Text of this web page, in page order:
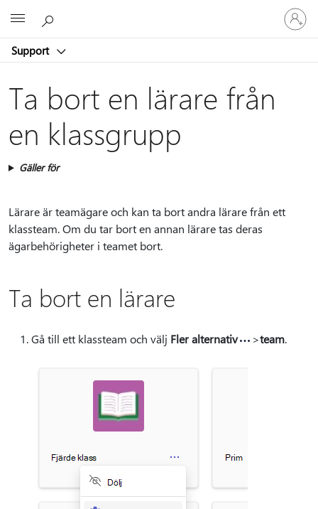
Support
Logga
in
på
konto
Ta bort en lärare från
en klassgrupp
Gäller för
Lärare är teamägare och kan ta bort andra lärare från ett
klassteam. Om du tar bort en annan lärare tas deras
ägarbehörigheter i teamet bort.
Ta bort en lärare
Gå till ett klassteam och välj Fler alternativ >team.